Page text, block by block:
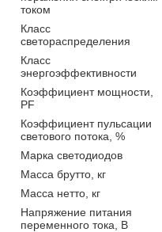
током
Класс
светораспределения
Класс
энергоэффективности
Коэффициент мощности,
PF
Коэффициент пульсации
светового потока, %
Марка светодиодов
Масса брутто, кг
Масса нетто, кг
Напряжение питания
переменного тока, В